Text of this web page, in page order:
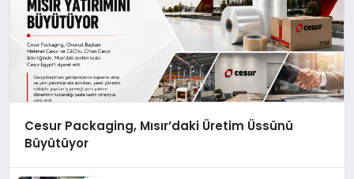
Cesur Packaging, Mısır’daki Üretim Üssünü
Büyütüyor